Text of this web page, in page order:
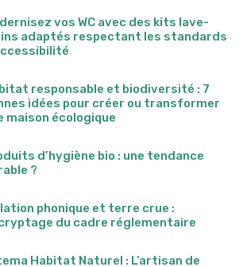
vos WC avec des kits lave-
adaptés respectant les standards
responsable et biodiversité : 7
idées pour créer ou transformer
maison écologique
d’hygiène bio : une tendance
?
phonique et terre crue :
du cadre réglementaire
Habitat Naturel : L’artisan de